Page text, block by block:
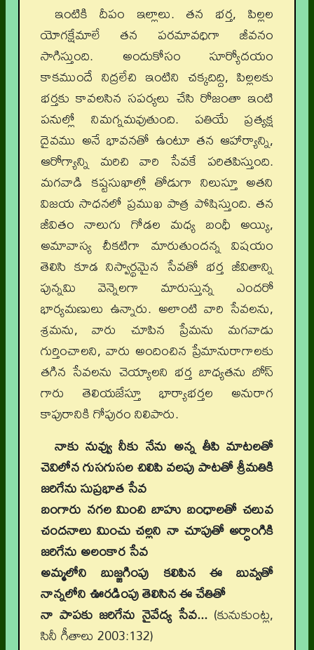
ఇంటికి దీపం ఇల్లాలు. తన భర్త, పిల్లల
యోగక్షేమాలే తన పరమావధిగా జీవనం
సాగిస్తుంది. అందుకోసం సూర్యోదయం
కాకముందే నిద్రలేచి ఇంటిని చక్కదిద్ది, పిల్లలకు
భర్తకు కావలసిన సపర్యలు చేసి రోజంతా ఇంటి
పనుల్లో నిమగ్నమవుతుంది. పతియే ప్రత్యక్ష
దైవము అనే భావనతో ఉంటూ తన ఆహార్యాన్ని,
ఆరోగ్యాన్ని మరిచి వారి సేవకే పరితపిస్తుంది.
మగవాడి కష్టసుఖాల్లో తోడుగా నిలుస్తూ అతని
విజయ సాధనలో ప్రముఖ పాత్ర పోషిస్తుంది. తన
జీవితం నాలుగు గోడల మధ్య బంధీ అయ్యి,
అమావాస్య చీకటిగా మారుతుందన్న విషయం
తెలిసి కూడ నిస్వార్థమైన సేవతో భర్త జీవితాన్ని
పున్నమి వెన్నెలగా మారుస్తున్న ఎందరో
భార్యమణులు ఉన్నారు. అలాంటి వారి సేవలను,
శ్రమను, వారు చూపిన ప్రేమను మగవాడు
గుర్తించాలని, వారు అందించిన ప్రేమానురాగాలకు
తగిన సేవలను చెయ్యాలని భర్త బాధ్యతను బోస్
గారు తెలియజేస్తూ భార్యాభర్తల అనురాగ
కాపురానికి గోపురం నిలిపారు.
నాకు నువ్వు నీకు నేను అన్న తీపి మాటలతో
చెవిలోన గుసగుసల చిలిపి వలపు పాటతో శ్రీమతికి
జరిగేను సుప్రభాత సేవ
బంగారు నగల మించి బాహు బంధాలతో చలువ
చందనాలు మించు చల్లని నా చూపుతో అర్ధాంగికి
జరిగేను అలంకార సేవ
అమ్మలోని బుజ్జగింపు కలిపిన ఈ బువ్వతో
నాన్నలోని ఊరడింపు తెలిసిన ఈ చేతితో
నా పాపకు జరిగేను నైవేద్య సేవ...(కునుకుంట్ల,
సినీ గీతాలు 2003:132)